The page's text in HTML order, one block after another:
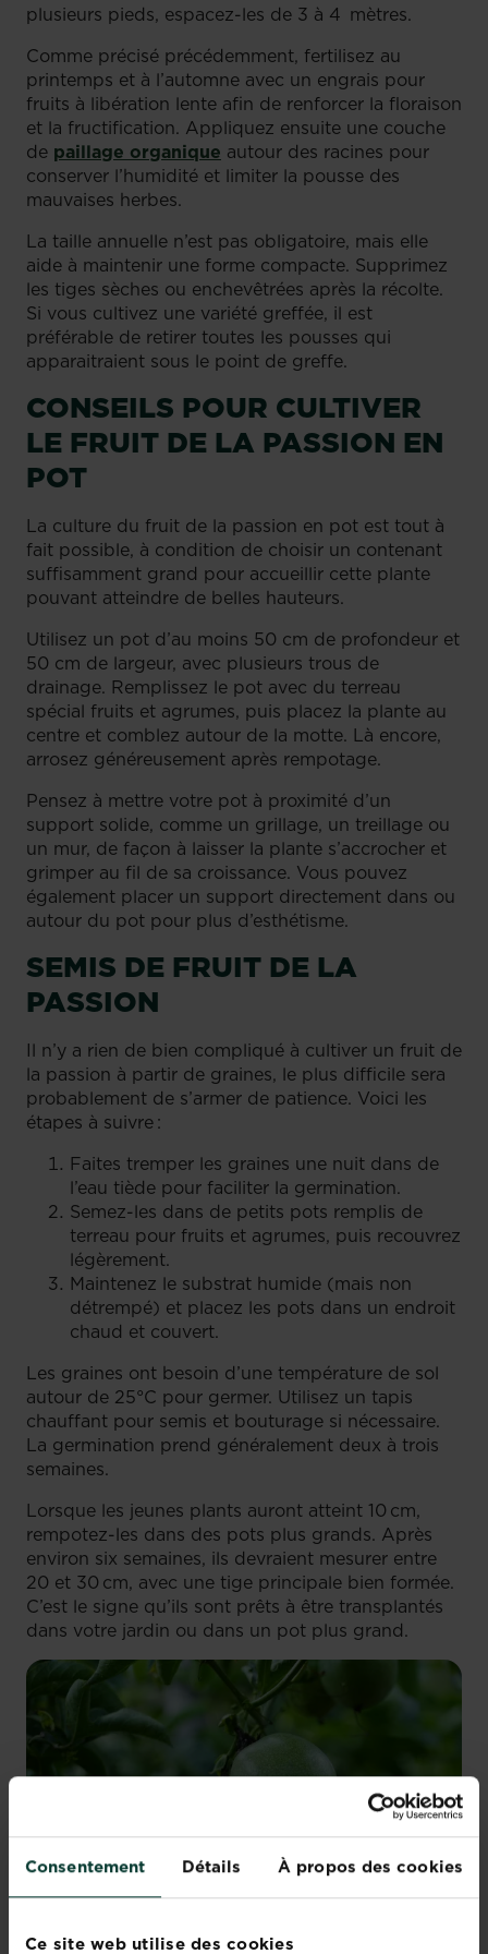
Consentement Détails À propos des cookies
Ce site web utilise des cookies
plusieurs pieds, espacez-les de 3 à 4 mètres.
Comme précisé précédemment, fertilisez au
printemps et à l’automne avec un engrais pour
fruits à libération lente afin de renforcer la floraison
et la fructification. Appliquez ensuite une couche
de paillage organique autour des racines pour
conserver l’humidité et limiter la pousse des
mauvaises herbes.
La taille annuelle n’est pas obligatoire, mais elle
aide à maintenir une forme compacte. Supprimez
les tiges sèches ou enchevêtrées après la récolte.
Si vous cultivez une variété greffée, il est
préférable de retirer toutes les pousses qui
apparaitraient sous le point de greffe.
CONSEILS POUR CULTIVER
LE FRUIT DE LA PASSION EN
POT
La culture du fruit de la passion en pot est tout à
fait possible, à condition de choisir un contenant
suffisamment grand pour accueillir cette plante
pouvant atteindre de belles hauteurs.
Utilisez un pot d’au moins 50 cm de profondeur et
50 cm de largeur, avec plusieurs trous de
drainage. Remplissez le pot avec du terreau
spécial fruits et agrumes, puis placez la plante au
centre et comblez autour de la motte. Là encore,
arrosez généreusement après rempotage.
Pensez à mettre votre pot à proximité d’un
support solide, comme un grillage, un treillage ou
un mur, de façon à laisser la plante s’accrocher et
grimper au fil de sa croissance. Vous pouvez
également placer un support directement dans ou
autour du pot pour plus d’esthétisme.
SEMIS DE FRUIT DE LA
PASSION
Il n’y a rien de bien compliqué à cultiver un fruit de
la passion à partir de graines, le plus difficile sera
probablement de s’armer de patience. Voici les
étapes à suivre :
Faites tremper les graines une nuit dans de
l’eau tiède pour faciliter la germination.
Semez-les dans de petits pots remplis de
terreau pour fruits et agrumes, puis recouvrez
légèrement.
Maintenez le substrat humide (mais non
détrempé) et placez les pots dans un endroit
chaud et couvert.
Les graines ont besoin d’une température de sol
autour de 25°C pour germer. Utilisez un tapis
chauffant pour semis et bouturage si nécessaire.
La germination prend généralement deux à trois
semaines.
Lorsque les jeunes plants auront atteint 10 cm,
rempotez-les dans des pots plus grands. Après
environ six semaines, ils devraient mesurer entre
20 et 30 cm, avec une tige principale bien formée.
C’est le signe qu’ils sont prêts à être transplantés
dans votre jardin ou dans un pot plus grand.